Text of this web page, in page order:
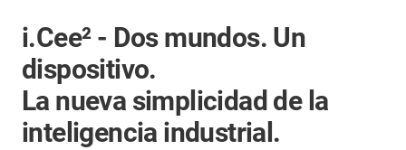
i.Cee² - Dos mundos. Un
dispositivo.
La nueva simplicidad de la
inteligencia industrial.